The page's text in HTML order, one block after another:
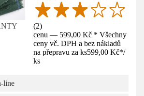
(2)
cenu — 599,00 Kč * Všechny
ceny vč. DPH a bez nákladů
na přepravu za ks599,00 Kč*/
ks
line